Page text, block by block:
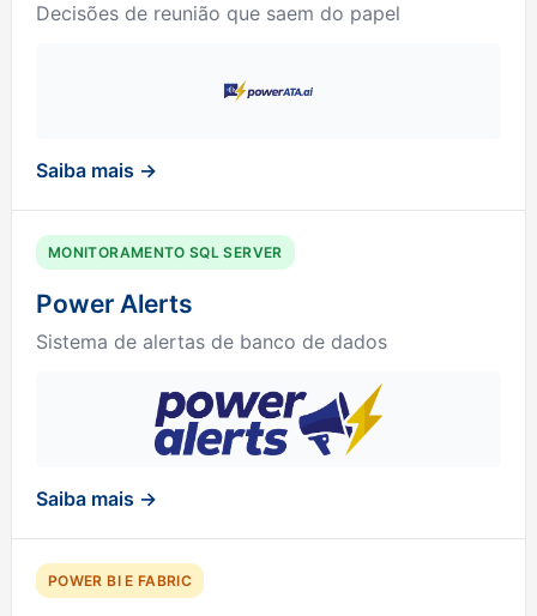
Decisões de reunião que saem do papel
Saiba mais →
MONITORAMENTO SQL SERVER
Power Alerts
Sistema de alertas de banco de dados
Saiba mais →
POWER BI E FABRIC